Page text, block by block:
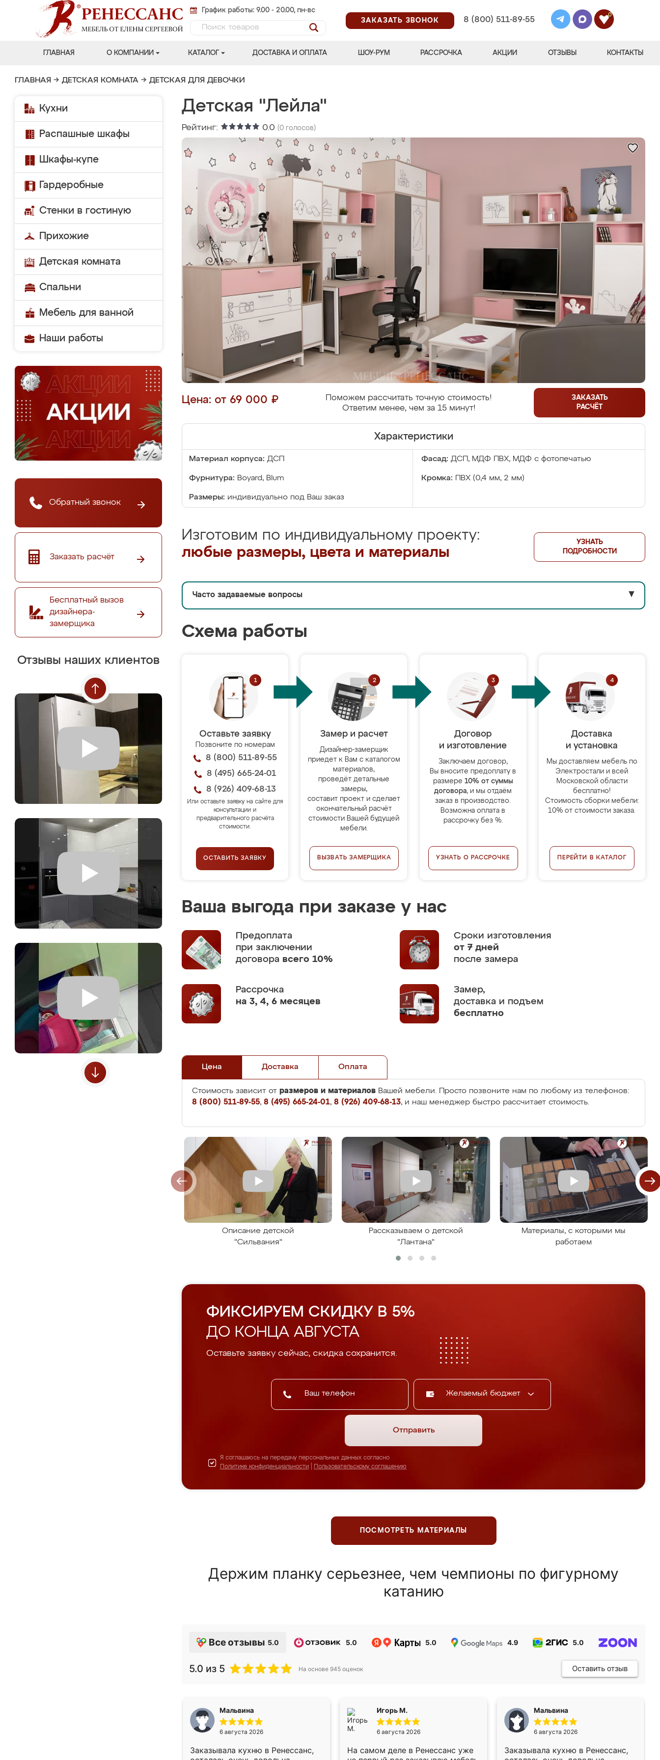
График работы: 9.00 - 20.00, пн-вс
ЗАКАЗАТЬ ЗВОНОК
8 (800) 511-89-55
0
ГЛАВНАЯ О КОМПАНИИ КАТАЛОГ ДОСТАВКА И ОПЛАТА ШОУ-РУМ РАССРОЧКА АКЦИИ ОТЗЫВЫ КОНТАКТЫ
ГЛАВНАЯ → ДЕТСКАЯ КОМНАТА → ДЕТСКАЯ ДЛЯ ДЕВОЧКИ
Кухни
Распашные шкафы
Шкафы-купе
Гардеробные
Стенки в гостиную
Прихожие
Детская комната
Спальни
Мебель для ванной
Наши работы
Обратный звонок
Заказать расчёт
Бесплатный вызов
дизайнера-
замерщика
Отзывы наших клиентов
Детская "Лейла"
Рейтинг: 0.0 (0 голосов)
Цена: от 69 000 ₽
Поможем рассчитать точную стоимость!
Ответим менее, чем за 15 минут!
ЗАКАЗАТЬ
РАСЧЁТ
Характеристики
Материал корпуса: ДСП Фасад: ДСП, МДФ ПВХ, МДФ с фотопечатью
Фурнитура: Boyard, Blum Кромка: ПВХ (0,4 мм, 2 мм)
Размеры: индивидуально под Ваш заказ
Изготовим по индивидуальному проекту:
любые размеры, цвета и материалы
УЗНАТЬ
ПОДРОБНОСТИ
Часто задаваемые вопросы ▼
Схема работы
Оставьте заявку
Позвоните по номерам
8 (800) 511-89-55
8 (495) 665-24-01
8 (926) 409-68-13
Или оставьте заявку на сайте для
консультации и
предварительного расчёта
стоимости.
ОСТАВИТЬ ЗАЯВКУ
Замер и расчет
Дизайнер-замерщик
приедет к Вам с каталогом
материалов,
проведёт детальные
замеры,
составит проект и сделает
окончательный расчёт
стоимости Вашей будущей
мебели.
ВЫЗВАТЬ ЗАМЕРЩИКА
Договор
и изготовление
Заключаем договор,
Вы вносите предоплату в
размере 10% от суммы
договора, и мы отдаём
заказ в производство.
Возможна оплата в
рассрочку без %.
УЗНАТЬ О РАССРОЧКЕ
Доставка
и установка
Мы доставляем мебель по
Электростали и всей
Московской области
бесплатно!
Стоимость сборки мебели:
10% от стоимости заказа.
ПЕРЕЙТИ В КАТАЛОГ
Ваша выгода при заказе у нас
Предоплата
при заключении
договора всего 10%
Сроки изготовления
от 7 дней
после замера
Рассрочка
на 3, 4, 6 месяцев
Замер,
доставка и подъем
бесплатно
Цена Доставка Оплата
Стоимость зависит от размеров и материалов Вашей мебели. Просто позвоните нам по любому из телефонов:
8 (800) 511-89-55, 8 (495) 665-24-01, 8 (926) 409-68-13, и наш менеджер быстро рассчитает стоимость.
Описание детской
"Сильвания"
Рассказываем о детской
"Лантана"
Материалы, с которыми мы
работаем
ФИКСИРУЕМ СКИДКУ В 5%
ДО КОНЦА АВГУСТА
Оставьте заявку сейчас, скидка сохранится.
Желаемый бюджет
Отправить
Я соглашаюсь на передачу персональных данных согласно
Политике конфиденциальности
Пользовательскому соглашению
ПОСМОТРЕТЬ МАТЕРИАЛЫ
Держим планку серьезнее, чем чемпионы по фигурному
катанию
Все отзывы 5.0 5.0 5.0 4.9 5.0
5.0 из 5 На основе 945 оценок Оставить отзыв
Мальвина
6 августа 2026
Заказывала кухню в Ренессанс,
Игорь М.
6 августа 2026
На самом деле в Ренессанс уже
Мальвина
6 августа 2026
Заказывала кухню в Ренессанс,